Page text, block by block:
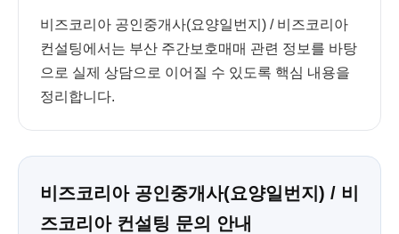
비즈코리아 공인중개사(요양일번지) / 비즈코리아
컨설팅에서는 부산 주간보호매매 관련 정보를 바탕
으로 실제 상담으로 이어질 수 있도록 핵심 내용을
정리합니다.
비즈코리아 공인중개사(요양일번지) / 비
즈코리아 컨설팅 문의 안내